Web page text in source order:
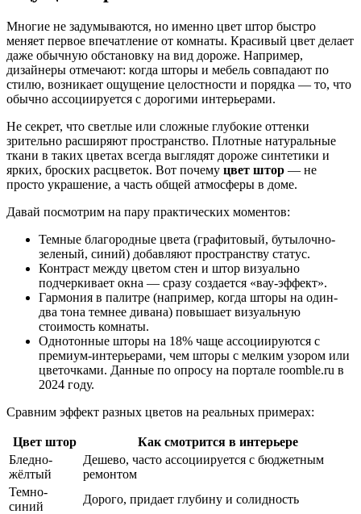
Многие не задумываются, но именно цвет штор быстро
меняет первое впечатление от комнаты. Красивый цвет делает
даже обычную обстановку на вид дороже. Например,
дизайнеры отмечают: когда шторы и мебель совпадают по
стилю, возникает ощущение целостности и порядка — то, что
обычно ассоциируется с дорогими интерьерами.
Не секрет, что светлые или сложные глубокие оттенки
зрительно расширяют пространство. Плотные натуральные
ткани в таких цветах всегда выглядят дороже синтетики и
ярких, броских расцветок. Вот почему цвет штор — не
просто украшение, а часть общей атмосферы в доме.
Давай посмотрим на пару практических моментов:
Темные благородные цвета (графитовый, бутылочно-
зеленый, синий) добавляют пространству статус.
Контраст между цветом стен и штор визуально
подчеркивает окна — сразу создается «вау-эффект».
Гармония в палитре (например, когда шторы на один-
два тона темнее дивана) повышает визуальную
стоимость комнаты.
Однотонные шторы на 18% чаще ассоциируются с
премиум-интерьерами, чем шторы с мелким узором или
цветочками. Данные по опросу на портале roomble.ru в
2024 году.
Сравним эффект разных цветов на реальных примерах:
Цвет штор
Как смотрится в интерьере
Бледно-
жёлтый
Дешево, часто ассоциируется с бюджетным
ремонтом
Темно-
синий
Дорого, придает глубину и солидность